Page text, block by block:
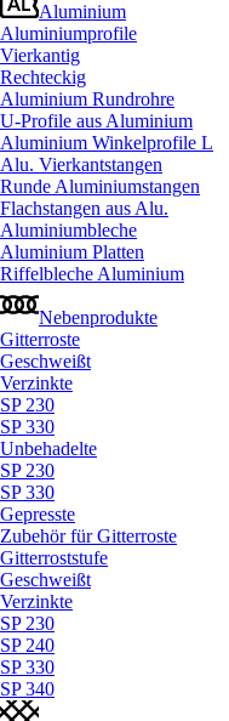
Aluminium
Aluminiumprofile
Vierkantig
Rechteckig
Aluminium Rundrohre
U-Profile aus Aluminium
Aluminium Winkelprofile L
Alu. Vierkantstangen
Runde Aluminiumstangen
Flachstangen aus Alu.
Aluminiumbleche
Aluminium Platten
Riffelbleche Aluminium
Nebenprodukte
Gitterroste
Geschweißt
Verzinkte
SP 230
SP 330
Unbehadelte
SP 230
SP 330
Gepresste
Zubehör für Gitterroste
Gitterroststufe
Geschweißt
Verzinkte
SP 230
SP 240
SP 330
SP 340